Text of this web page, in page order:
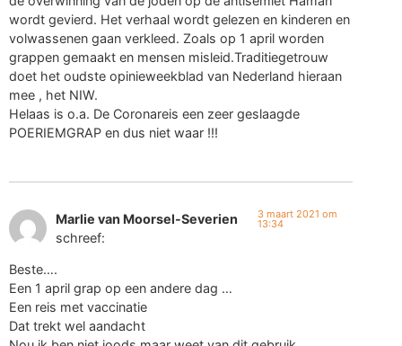
wordt gevierd. Het verhaal wordt gelezen en kinderen en
volwassenen gaan verkleed. Zoals op 1 april worden
grappen gemaakt en mensen misleid.Traditiegetrouw
doet het oudste opinieweekblad van Nederland hieraan
mee , het NIW.
Helaas is o.a. De Coronareis een zeer geslaagde
POERIEMGRAP en dus niet waar !!!
Marlie van Moorsel-Severien
schreef:
3 maart 2021 om
13:34
Beste….
Een 1 april grap op een andere dag …
Een reis met vaccinatie
Dat trekt wel aandacht